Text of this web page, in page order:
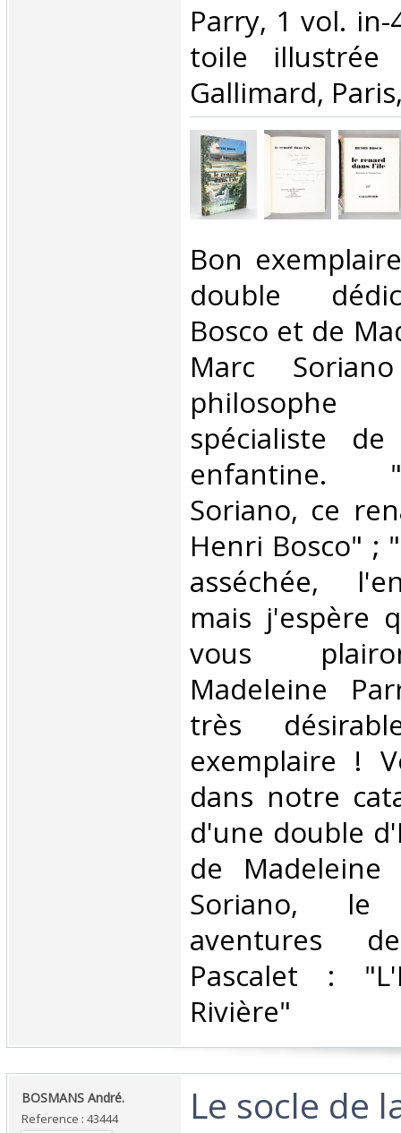
Parry, 1 vol.
toile illustrée
Gallimard,
‎Bon
double
Bosco et de
Marc
spécialiste
enfantine.
Soriano, ce
Henri Bosco" ;
asséchée,
mais j'espère
vous
Madeleine
très
exemplaire !
dans notre
d'une double
de
Soriano,
aventures
Pascalet :
Rivière"‎
‎BOSMANS André. ‎
Reference : 43444
‎Le socle de